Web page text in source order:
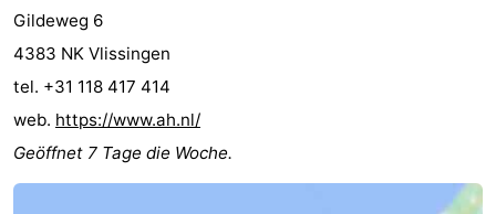
Gildeweg 6
4383 NK Vlissingen
tel. +31 118 417 414
web. https://www.ah.nl/
Geöffnet 7 Tage die Woche.